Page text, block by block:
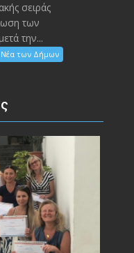
σειράς
των
την...
Νέα των Δήμων